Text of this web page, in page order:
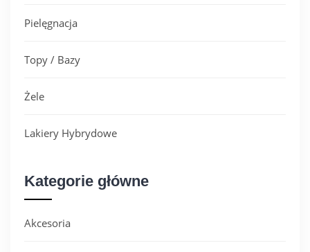
Pielęgnacja
Topy / Bazy
Żele
Lakiery Hybrydowe
Kategorie główne
Akcesoria